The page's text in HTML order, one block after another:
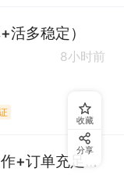
多稳定）
8小时前
品牌家具售后修复师傅（厂家合作+订单充足+包教技术）
收藏
分享